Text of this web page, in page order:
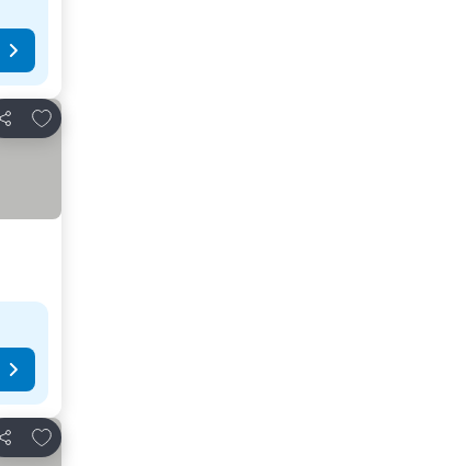
Teilen
Zu Favoriten hinzufügen
Teilen
Zu Favoriten hinzufügen